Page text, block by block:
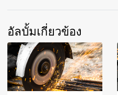
อัลบั้มเกี่ยวข้อง